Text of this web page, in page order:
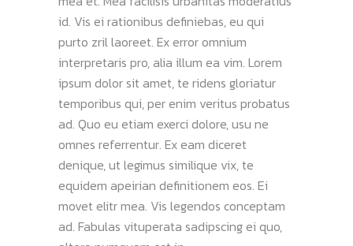
id. Vis ei rationibus definiebas, eu qui
purto zril laoreet. Ex error omnium
interpretaris pro, alia illum ea vim. Lorem
ipsum dolor sit amet, te ridens gloriatur
temporibus qui, per enim veritus probatus
ad. Quo eu etiam exerci dolore, usu ne
omnes referrentur. Ex eam diceret
denique, ut legimus similique vix, te
equidem apeirian definitionem eos. Ei
movet elitr mea. Vis legendos conceptam
ad. Fabulas vituperata sadipscing ei quo,